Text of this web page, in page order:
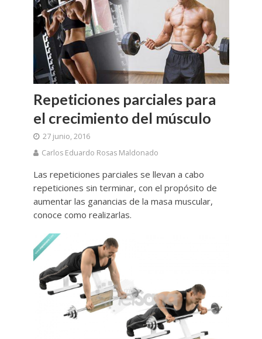
Repeticiones parciales para
el crecimiento del músculo
27 junio, 2016
Carlos Eduardo Rosas Maldonado
Las repeticiones parciales se llevan a cabo
repeticiones sin terminar, con el propósito de
aumentar las ganancias de la masa muscular,
conoce como realizarlas.